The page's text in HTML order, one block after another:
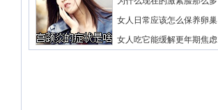
女人日常应该怎么保养卵巢
女人吃它能缓解更年期焦虑